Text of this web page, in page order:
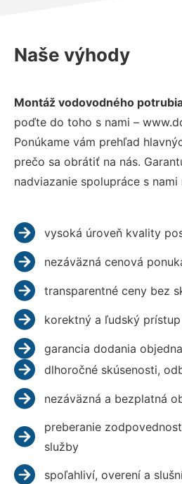
Naše výhody
Montáž vodovodného
poďte do toho s nami –
Ponúkame vám prehľad
prečo sa obrátiť na nás.
nadviazanie spolupráce s
vysoká úroveň kvality
nezáväzná cenová
transparentné ceny bez
korektný a ľudský
garancia dodania
dlhoročné skúsenosti,
nezáväzná a bezplatná
preberanie
služby
spoľahliví, overení a